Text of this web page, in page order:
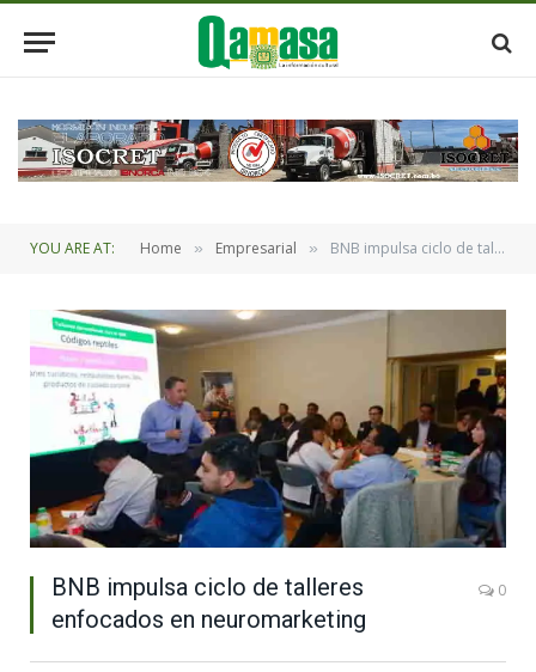
YOU ARE AT: Home » Empresarial » BNB impulsa ciclo de talleres enfocados en neuromarketing
BNB impulsa ciclo de talleres
enfocados en neuromarketing
0